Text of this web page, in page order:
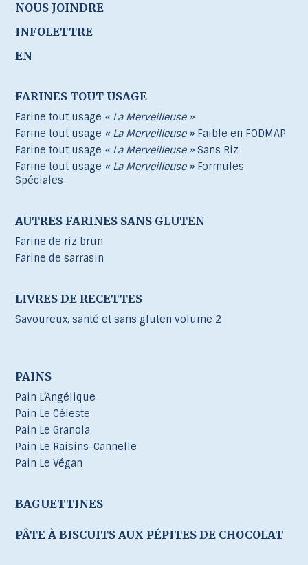
NOUS JOINDRE
INFOLETTRE
EN
FARINES TOUT USAGE
Farine tout usage « La Merveilleuse »
Farine tout usage « La Merveilleuse » Faible en FODMAP
Farine tout usage « La Merveilleuse » Sans Riz
Farine tout usage « La Merveilleuse » Formules
Spéciales
AUTRES FARINES SANS GLUTEN
Farine de riz brun
Farine de sarrasin
LIVRES DE RECETTES
Savoureux, santé et sans gluten volume 2
PAINS
Pain L’Angélique
Pain Le Céleste
Pain Le Granola
Pain Le Raisins-Cannelle
Pain Le Végan
BAGUETTINES
PÂTE À BISCUITS AUX PÉPITES DE CHOCOLAT